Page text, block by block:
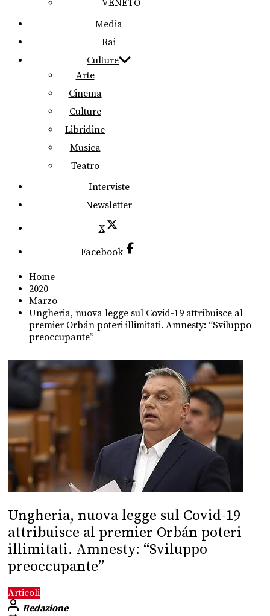
VENETO
Media
Rai
Culture
Arte
Cinema
Culture
Libridine
Musica
Teatro
Interviste
Newsletter
X
Facebook
Home
2020
Marzo
Ungheria, nuova legge sul Covid-19 attribuisce al
premier Orbán poteri illimitati. Amnesty: “Sviluppo
preoccupante”
Ungheria, nuova legge sul Covid-19
attribuisce al premier Orbán poteri
illimitati. Amnesty: “Sviluppo
preoccupante”
Articoli
Redazione